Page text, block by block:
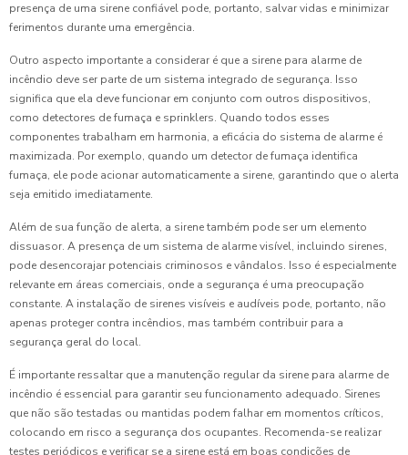
presença de uma sirene confiável pode, portanto, salvar vidas e minimizar
ferimentos durante uma emergência.
Outro aspecto importante a considerar é que a sirene para alarme de
incêndio deve ser parte de um sistema integrado de segurança. Isso
significa que ela deve funcionar em conjunto com outros dispositivos,
como detectores de fumaça e sprinklers. Quando todos esses
componentes trabalham em harmonia, a eficácia do sistema de alarme é
maximizada. Por exemplo, quando um detector de fumaça identifica
fumaça, ele pode acionar automaticamente a sirene, garantindo que o alerta
seja emitido imediatamente.
Além de sua função de alerta, a sirene também pode ser um elemento
dissuasor. A presença de um sistema de alarme visível, incluindo sirenes,
pode desencorajar potenciais criminosos e vândalos. Isso é especialmente
relevante em áreas comerciais, onde a segurança é uma preocupação
constante. A instalação de sirenes visíveis e audíveis pode, portanto, não
apenas proteger contra incêndios, mas também contribuir para a
segurança geral do local.
É importante ressaltar que a manutenção regular da sirene para alarme de
incêndio é essencial para garantir seu funcionamento adequado. Sirenes
que não são testadas ou mantidas podem falhar em momentos críticos,
colocando em risco a segurança dos ocupantes. Recomenda-se realizar
testes periódicos e verificar se a sirene está em boas condições de